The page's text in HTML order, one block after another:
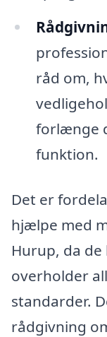
råd om,
forlænge
funktion.
Det er
hjælpe med
Hurup, da
overholder
standarder.
rådgivning